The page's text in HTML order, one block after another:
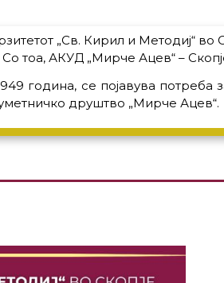
„Св. Кирил и Методиј“
тоа, АКУД „Мирче Ацев“ –
година, се појавува потреба
друштво „Мирче Ацев“.